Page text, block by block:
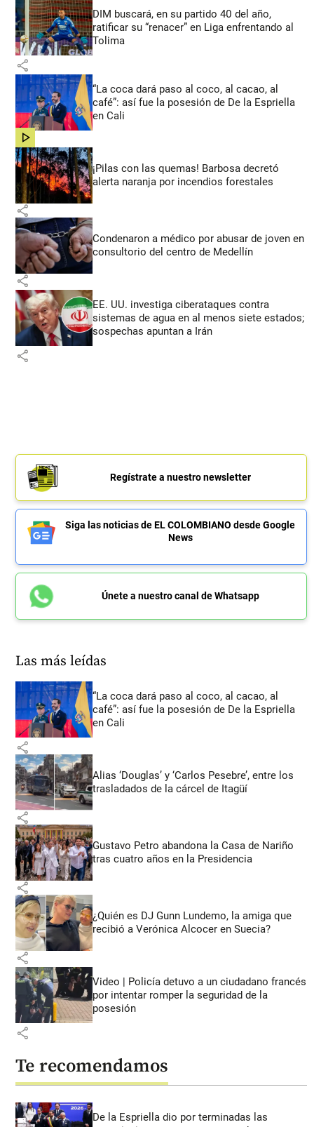
DIM buscará, en su partido 40 del año,
ratificar su “renacer” en Liga enfrentando al
Tolima
share
“La coca dará paso al coco, al cacao, al
café”: así fue la posesión de De la Espriella
en Cali
share
¡Pilas con las quemas! Barbosa decretó
alerta naranja por incendios forestales
share
Condenaron a médico por abusar de joven en
consultorio del centro de Medellín
share
EE. UU. investiga ciberataques contra
sistemas de agua en al menos siete estados;
sospechas apuntan a Irán
share
Regístrate a nuestro newsletter
Siga las noticias de EL COLOMBIANO desde Google
News
Únete a nuestro canal de Whatsapp
Las más leídas
“La coca dará paso al coco, al cacao, al
café”: así fue la posesión de De la Espriella
en Cali
share
Alias ‘Douglas’ y ‘Carlos Pesebre’, entre los
trasladados de la cárcel de Itagüí
share
Gustavo Petro abandona la Casa de Nariño
tras cuatro años en la Presidencia
share
¿Quién es DJ Gunn Lundemo, la amiga que
recibió a Verónica Alcocer en Suecia?
share
Video | Policía detuvo a un ciudadano francés
por intentar romper la seguridad de la
posesión
share
Te recomendamos
De la Espriella dio por terminadas las